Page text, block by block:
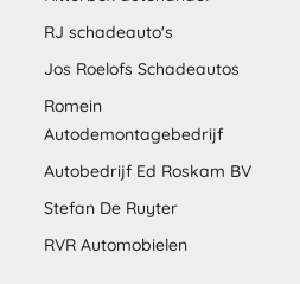
RJ schadeauto's
Jos Roelofs Schadeautos
Romein
Autodemontagebedrijf
Autobedrijf Ed Roskam BV
Stefan De Ruyter
RVR Automobielen